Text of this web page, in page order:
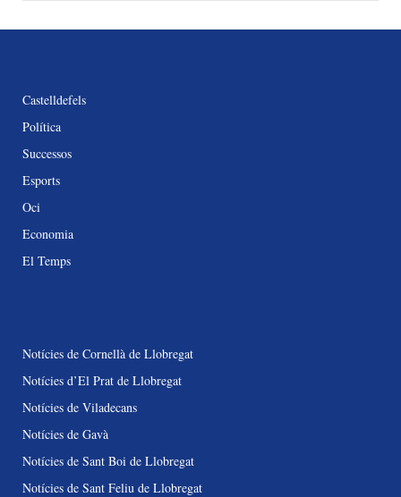
Castelldefels
Política
Successos
Esports
Oci
Economia
El Temps
Notícies de Cornellà de Llobregat
Notícies d’El Prat de Llobregat
Notícies de Viladecans
Notícies de Gavà
Notícies de Sant Boi de Llobregat
Notícies de Sant Feliu de Llobregat